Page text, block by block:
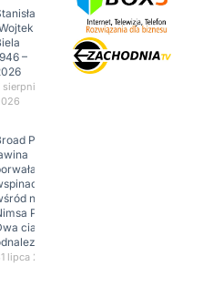
–
sierpnia
Peak:
10
nich
Purję.
ciała
lipca 2026